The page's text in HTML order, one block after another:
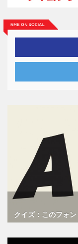
クイズ：このフォ